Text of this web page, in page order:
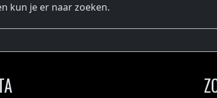
kun je er naar zoeken.